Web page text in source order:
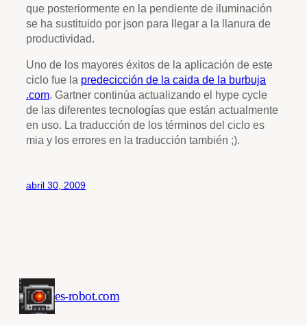
que posteriormente en la pendiente de iluminación
se ha sustituido por json para llegar a la llanura de
productividad.
Uno de los mayores éxitos de la aplicación de este
ciclo fue la predecicción de la caida de la burbuja
.com. Gartner continúa actualizando el hype cycle
de las diferentes tecnologías que están actualmente
en uso. La traducción de los términos del ciclo es
mia y los errores en la traducción también ;).
abril 30, 2009
es-robot.com